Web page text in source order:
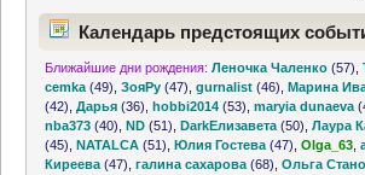
Календарь предстоящих
Ближайшие дни рождения: Леночка Чаленко (57) ,
cemka (49) ,ЗояРу (47) ,gurnalist (46) ,Марина
(42) ,Дарья (36) ,hobbi2014 (53) ,maryia dunaeva
nba373 (40) ,ND (51) ,DarkЕлизавета (50) ,Лаура
(45) ,NATALCA (51) ,Юлия Гостева (47) ,Olga_63 ,
Киреева (47) ,галина сахарова (68) ,Ольга